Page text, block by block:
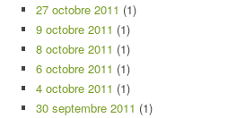
27 octobre 2011 (1)
9 octobre 2011 (1)
8 octobre 2011 (1)
6 octobre 2011 (1)
4 octobre 2011 (1)
30 septembre 2011 (1)